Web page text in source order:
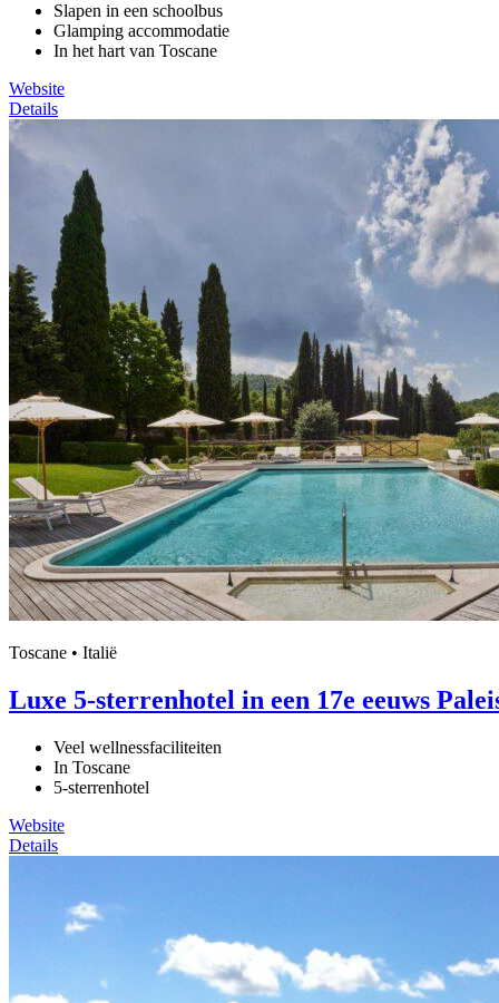
Slapen in een schoolbus
Glamping accommodatie
In het hart van Toscane
Website
Details
Toscane • Italië
Luxe 5-sterrenhotel in een 17e eeuws
Veel wellnessfaciliteiten
In Toscane
5-sterrenhotel
Website
Details